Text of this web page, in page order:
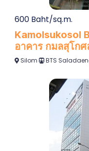
600 Baht/sq.m.
Kamolsukosol
อาคาร กมลสุโกศ
Silom BTS